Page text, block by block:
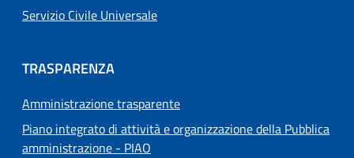
Servizio Civile Universale
TRASPARENZA
Amministrazione trasparente
Piano integrato di attività e organizzazione della Pubblica
amministrazione - PIAO